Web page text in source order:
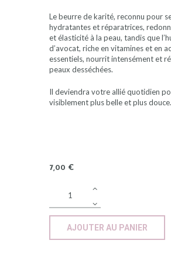
7,00 €
Le beurre de karité, reconnu pour
hydratantes et réparatrices,
et élasticité à la peau, tandis que
d’avocat, riche en vitamines et en
essentiels, nourrit intensément et
peaux desséchées.
Il deviendra votre allié quotidien
visiblement plus belle et plus douce.
AJOUTER AU PANIER